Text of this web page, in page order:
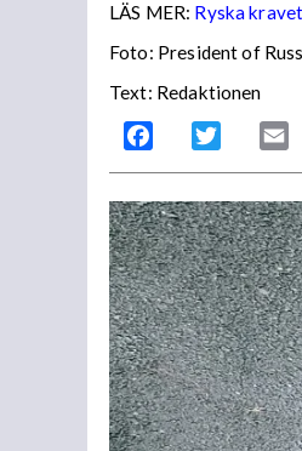
LÄS MER: Ryska
Foto: President of
Text: Redaktionen
Facebook Twitter